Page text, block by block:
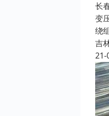
长
变
绕
吉
21-